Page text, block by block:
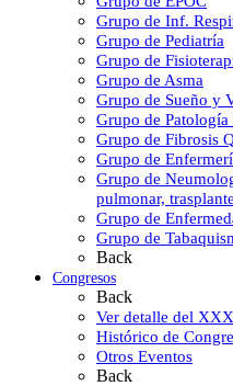
Grupo de Inf.
Grupo de Pediatría
Grupo de
Grupo de Asma
Grupo de Sueño y
Grupo de Patología
Grupo de Fibrosis
Grupo de
Grupo de
pulmonar,
Grupo de
Grupo de
Back
Congresos
Back
Ver detalle del
Histórico de
Otros Eventos
Back